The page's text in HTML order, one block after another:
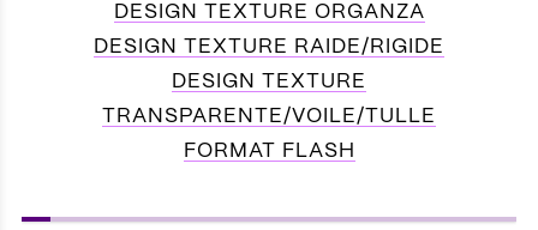
DESIGN TEXTURE ORGANZA
DESIGN TEXTURE RAIDE/RIGIDE
DESIGN TEXTURE
TRANSPARENTE/VOILE/TULLE
FORMAT FLASH